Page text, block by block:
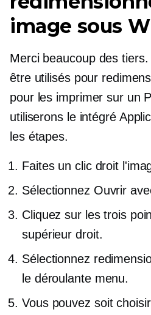
image sous
Merci beaucoup des tiers.
être utilisés pour
pour les imprimer sur un
utiliserons le intégré
les étapes.
Faites un clic droit
Sélectionnez Ouvrir
Cliquez sur les trois
supérieur droit.
Sélectionnez
le déroulantemenu.
Vous pouvez soit